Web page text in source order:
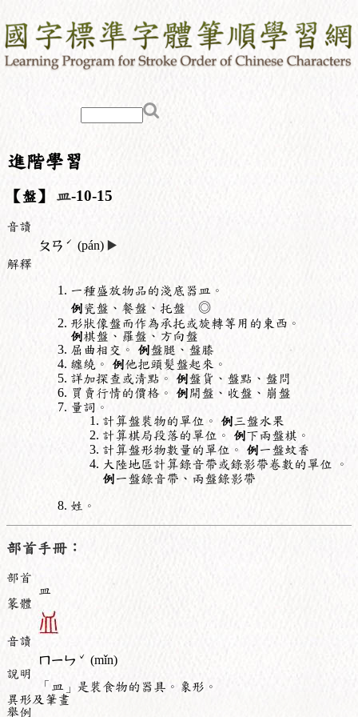
進階學習
【盤】 皿-10-15
音讀
ㄆㄢ ˊ (pán) ▶️
解釋
一種盛放物品的淺底器皿。
例瓷盤、餐盤、托盤 ◎
形狀像盤而作為承托或旋轉等用的東西。
例棋盤、羅盤、方向盤
屈曲相交。 例盤腿、盤膝
纏繞。 例他把頭髮盤起來。
詳加探查或清點。 例盤貨、盤點、盤問
買賣行情的價格。 例開盤、收盤、崩盤
量詞。
計算盤裝物的單位。 例三盤水果
計算棋局段落的單位。 例下兩盤棋。
計算盤形物數量的單位。 例一盤蚊香
大陸地區計算錄音帶或錄影帶卷數的單位 。
例一盤錄音帶、兩盤錄影帶
姓。
部首手冊：
部首
皿
篆體
音讀
ㄇㄧㄣ ˇ (mǐn)
說明
「皿」是裝食物的器具。象形。
異形及筆畫
舉例